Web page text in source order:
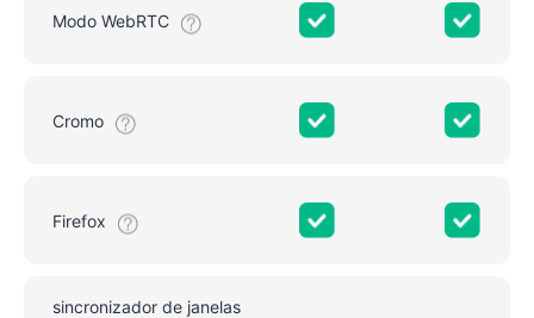
Modo WebRTC
Cromo
Firefox
sincronizador de janelas